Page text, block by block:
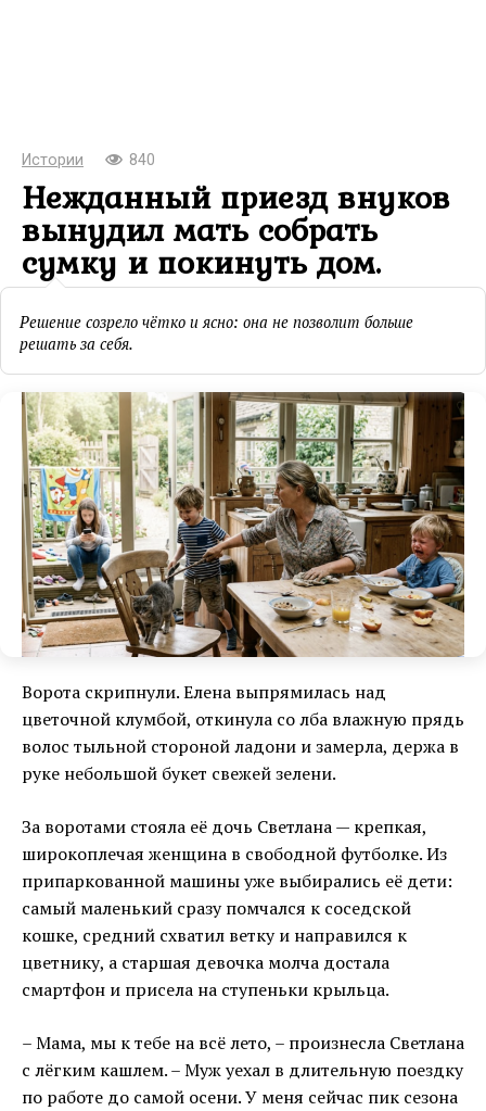
Истории 840
Нежданный приезд внуков
вынудил мать собрать
сумку и покинуть дом.
Решение созрело чётко и ясно: она не позволит больше
решать за себя.
Ворота скрипнули. Елена выпрямилась над
цветочной клумбой, откинула со лба влажную прядь
волос тыльной стороной ладони и замерла, держа в
руке небольшой букет свежей зелени.
За воротами стояла её дочь Светлана — крепкая,
широкоплечая женщина в свободной футболке. Из
припаркованной машины уже выбирались её дети:
самый маленький сразу помчался к соседской
кошке, средний схватил ветку и направился к
цветнику, а старшая девочка молча достала
смартфон и присела на ступеньки крыльца.
– Мама, мы к тебе на всё лето, – произнесла Светлана
с лёгким кашлем. – Муж уехал в длительную поездку
по работе до самой осени. У меня сейчас пик сезона